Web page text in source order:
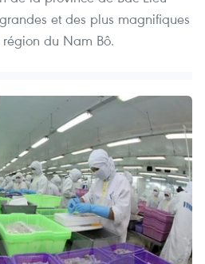
et des plus magnifiques
du Nam Bô.